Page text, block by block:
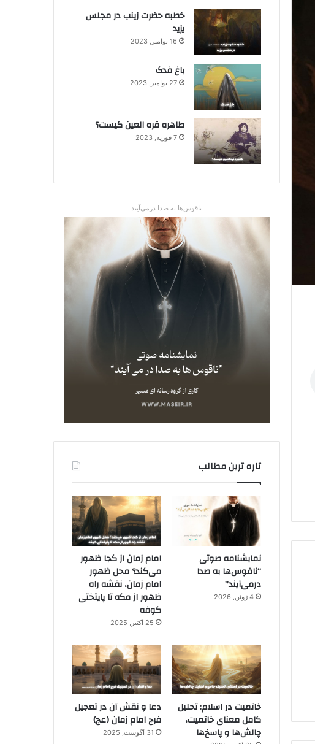
خطبه حضرت زینب در مجلس
یزید
16 نوامبر, 2023
باغ فدک
27 نوامبر, 2023
طاهره قره العین کیست؟
7 فوریه, 2023
ناقوس‌ها به صدا در‌می‌آیند
تاره ترین مطالب
نمایشنامه صوتی
“ناقوس‌ها به صدا
در‌می‌آیند”
4 ژوئن, 2026
امام زمان از کجا ظهور
می‌کند؟ محل ظهور
امام زمان، نقشه راه
ظهور از مکه تا پایتختی
کوفه
25 اکتبر, 2025
خاتمیت در اسلام: تحلیل
کامل معنای خاتمیت،
چالش‌ها و پاسخ‌ها
دعا و نقش آن در تعجیل
فرج امام زمان (عج)
31 آگوست, 2025